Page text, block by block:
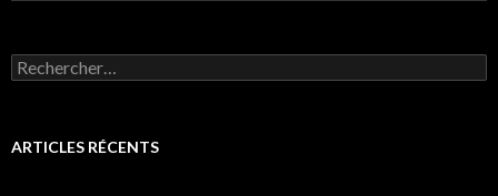
Rechercher :
ARTICLES RÉCENTS